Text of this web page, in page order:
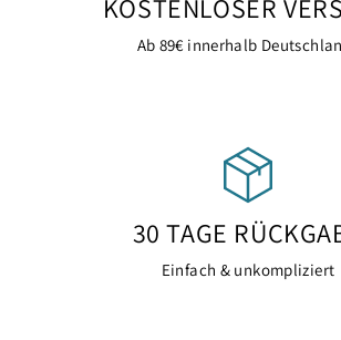
KOSTENLOSER
Ab 89€ innerhalb
30 TAGE
Einfach & unkompliziert